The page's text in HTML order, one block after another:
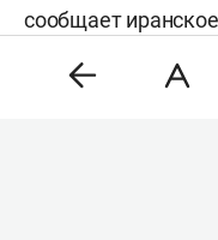
сообщает